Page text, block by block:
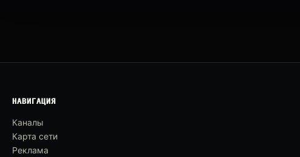
НАВИГАЦИЯ
Каналы
Карта сети
Реклама